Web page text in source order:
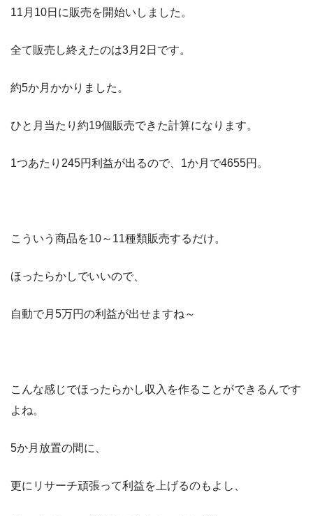
11月10日に販売を開始いしました。
全て販売し終えたのは3月2日です。
約5か月かかりました。
ひと月当たり約19個販売できた計算になります。
1つあたり245円利益が出るので、1か月で4655円。
こういう商品を10～11種類販売するだけ。
ほったらかしでいいので、
自動で月5万円の利益が出せますね～
こんな感じでほったらかし収入を作ることができるんです
よね。
5か月放置の間に、
更にリサーチ頑張って利益を上げるのもよし、